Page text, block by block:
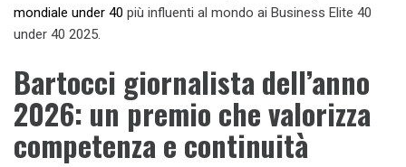
mondiale under 40 più influenti al mondo ai Business Elite 40
under 40 2025.
Bartocci giornalista dell’anno
2026: un premio che valorizza
competenza e continuità